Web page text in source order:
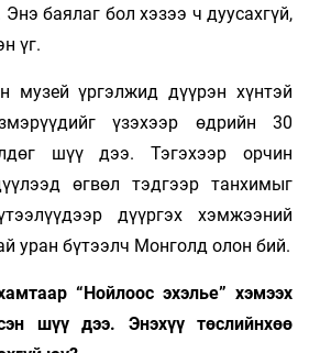
баялаг бол хэзээ ч дуусахгүй,
үг.
музей үргэлжид дүүрэн хүнтэй
үзэхээр өдрийн 30
шүү дээ. Тэгэхээр орчин
өгвөл тэдгээр танхимыг
дүүргэх хэмжээний
уран бүтээлч Монголд олон бий.
“Нойлоос эхэлье” хэмээх
шүү дээ. Энэхүү төслийнхөө